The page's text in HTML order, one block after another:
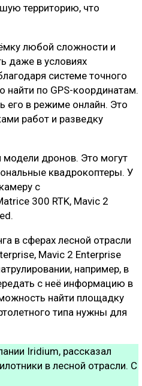
территорию, что
любой сложности и
даже в условиях
системе точного
найти по GPS-координатам.
его в режиме онлайн. Это
работ и разведку
дронов. Это могут
квадрокоптеры. У
с
300 RTK, Mavic 2
в сферах лесной отрасли
Mavic 2 Enterprise
например, в
с неё информацию в
найти площадку
типа нужны для
Iridium, рассказал
в лесной отрасли. С